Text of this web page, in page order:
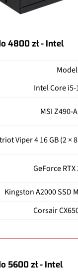
4800 zł - Intel
Model
Intel Core i5-
MSI Z490-
Viper 4 16 GB (2 ×
GeForce RTX
Kingston A2000 SSD
Corsair
5600 zł - Intel